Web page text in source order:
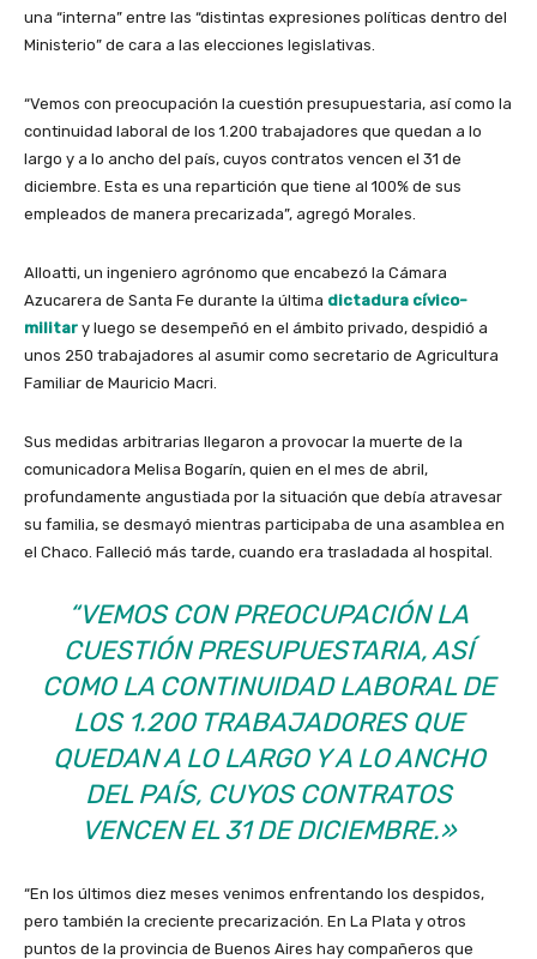
una “interna” entre las “distintas expresiones políticas dentro del
Ministerio” de cara a las elecciones legislativas.
“Vemos con preocupación la cuestión presupuestaria, así como la
continuidad laboral de los 1.200 trabajadores que quedan a lo
largo y a lo ancho del país, cuyos contratos vencen el 31 de
diciembre. Esta es una repartición que tiene al 100% de sus
empleados de manera precarizada”, agregó Morales.
Alloatti, un ingeniero agrónomo que encabezó la Cámara
Azucarera de Santa Fe durante la última dictadura cívico-
militar y luego se desempeñó en el ámbito privado, despidió a
unos 250 trabajadores al asumir como secretario de Agricultura
Familiar de Mauricio Macri.
Sus medidas arbitrarias llegaron a provocar la muerte de la
comunicadora Melisa Bogarín, quien en el mes de abril,
profundamente angustiada por la situación que debía atravesar
su familia, se desmayó mientras participaba de una asamblea en
el Chaco. Falleció más tarde, cuando era trasladada al hospital.
“VEMOS CON PREOCUPACIÓN LA
CUESTIÓN PRESUPUESTARIA, ASÍ
COMO LA CONTINUIDAD LABORAL DE
LOS 1.200 TRABAJADORES QUE
QUEDAN A LO LARGO Y A LO ANCHO
DEL PAÍS, CUYOS CONTRATOS
VENCEN EL 31 DE DICIEMBRE.»
“En los últimos diez meses venimos enfrentando los despidos,
pero también la creciente precarización. En La Plata y otros
puntos de la provincia de Buenos Aires hay compañeros que